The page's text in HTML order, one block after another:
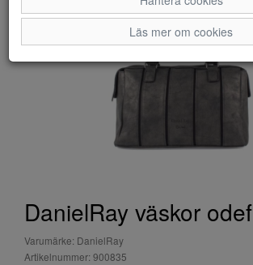
DanielRay väskor odef
Varumärke: DanielRay
Artikelnummer: 900835
Läs mer om cookies